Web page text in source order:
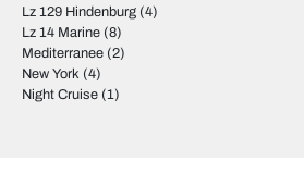
Lz 129 Hindenburg (4)
Lz 14 Marine (8)
Mediterranee (2)
New York (4)
Night Cruise (1)